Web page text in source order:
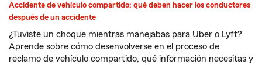
Accidente de vehículo compartido: qué deben hacer los conductores
después de un accidente
¿Tuviste un choque mientras manejabas para Uber o Lyft?
Aprende sobre cómo desenvolverse en el proceso de
reclamo de vehículo compartido, qué información necesitas y